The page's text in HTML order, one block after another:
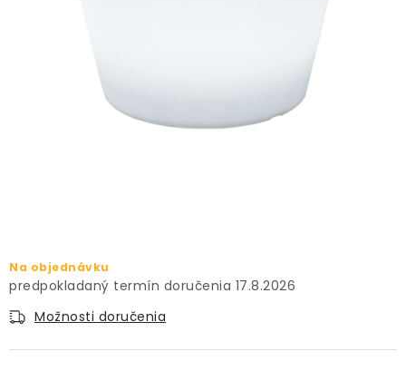
SUBSTRÁTY A HNOJIVÁ
ZNAČKY
Obchodné podmienky
Na objednávku
17.8.2026
Možnosti doručenia